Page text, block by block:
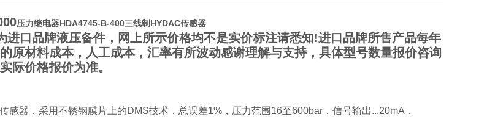
压力继电器HDA4745-B-400三线制HYDAC传感器
进口品牌液压备件，网上所示价格均不是实价标注请悉知!进口品牌所售产品每年
原材料成本，人工成本，汇率有所波动感谢理解与支持，具体型号数量报价咨询
际价格报价为准。
感器，采用不锈钢膜片上的DMS技术，总误差1%，压力范围16至600bar，信号输出...20mA，